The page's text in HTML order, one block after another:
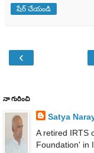
షేర్ చేయండి
‹
నా గురించి
Satya
A retired IRTS
Foundation' in